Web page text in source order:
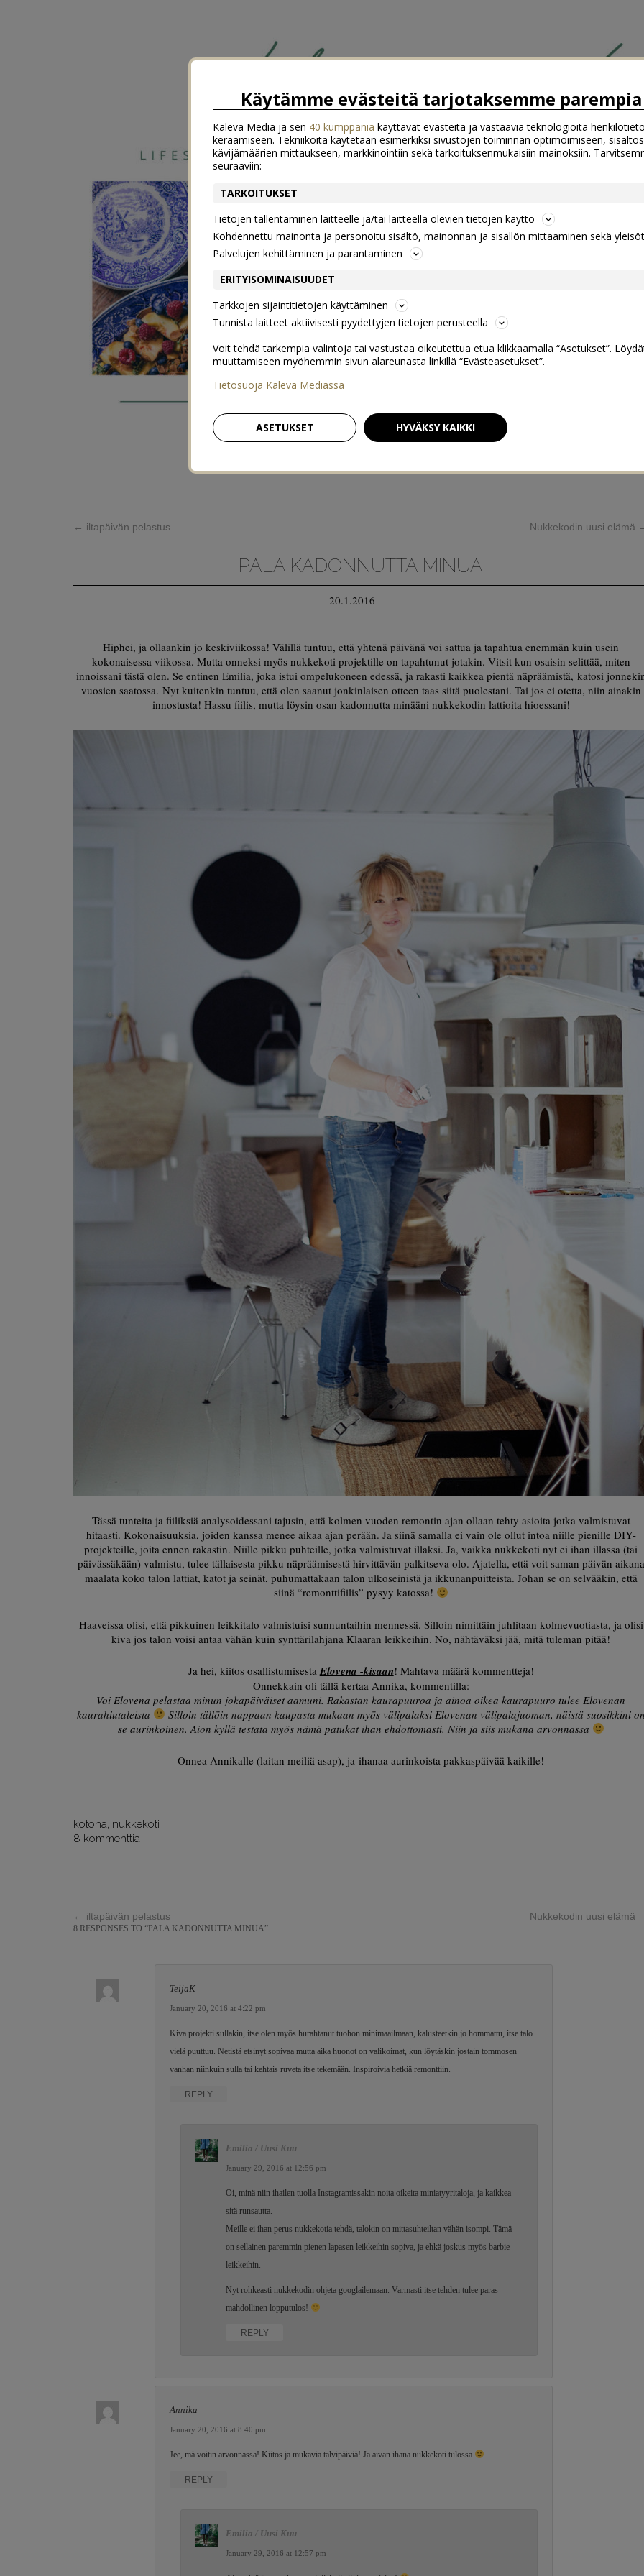
← iltapäivän pelastus Nukkekodin uusi elämä
PALA KADONNUTTA MINUA
20.1.2016
Hiphei, ja ollaankin jo keskiviikossa! Välillä tuntuu, että yhtenä päivänä voi sattua ja tapahtua enemmän kuin usein
kokonaisessa viikossa. Mutta onneksi myös nukkekoti projektille on tapahtunut jotakin. Vitsit kun osaisin selittää, miten
innoissani tästä olen. Se entinen Emilia, joka istui ompelukoneen edessä, ja rakasti kaikkea pientä näpräämistä, katosi
vuosien saatossa. Nyt kuitenkin tuntuu, että olen saanut jonkinlaisen otteen taas siitä puolestani. Tai jos ei otetta, niin ainakin
innostusta! Hassu fiilis, mutta löysin osan kadonnutta minääni nukkekodin lattioita hioessani!
Tässä tunteita ja fiiliksiä analysoidessani tajusin, että kolmen vuoden remontin ajan ollaan tehty asioita jotka valmistuvat
hitaasti. Kokonaisuuksia, joiden kanssa menee aikaa ajan perään. Ja siinä samalla ei vain ole ollut intoa niille pienille DIY-
projekteille, joita ennen rakastin. Niille pikku puhteille, jotka valmistuvat illaksi. Ja, vaikka nukkekoti nyt ei ihan illassa (tai
päivässäkään) valmistu, tulee tällaisesta pikku näpräämisestä hirvittävän palkitseva olo. Ajatella, että voit saman päivän aikana
maalata koko talon lattiat, katot ja seinät, puhumattakaan talon ulkoseinistä ja ikkunanpuitteista. Johan se on selvääkin, että
siinä “remonttifiilis” pysyy katossa!
Haaveissa olisi, että pikkuinen leikkitalo valmistuisi sunnuntaihin mennessä. Silloin nimittäin juhlitaan kolmevuotiasta, ja olisi
kiva jos talon voisi antaa vähän kuin synttärilahjana Klaaran leikkeihin. No, nähtäväksi jää, mitä tuleman pitää!
Ja hei, kiitos osallistumisesta Elovena -kisaan! Mahtava määrä kommentteja!
Onnekkain oli tällä kertaa Annika, kommentilla:
Voi Elovena pelastaa minun jokapäiväiset aamuni. Rakastan kaurapuuroa ja ainoa oikea kaurapuuro tulee Elovenan
kaurahiutaleista
Silloin tällöin nappaan kaupasta mukaan myös välipalaksi Elovenan välipalajuoman, näistä suosikkini
se aurinkoinen. Aion kyllä testata myös nämä patukat ihan ehdottomasti. Niin ja siis mukana arvonnassa
Onnea Annikalle (laitan meiliä asap), ja ihanaa aurinkoista pakkaspäivää kaikille!
kotona, nukkekoti
8 kommenttia
← iltapäivän pelastus Nukkekodin uusi elämä
8 RESPONSES TO “PALA KADONNUTTA MINUA”
TeijaK
January 20, 2016 at 4:22 pm
Kiva projekti sullakin, itse olen myös hurahtanut tuohon minimaailmaan, kalusteetkin jo hommattu, itse talo
vielä puuttuu. Netistä etsinyt sopivaa mutta aika huonot on valikoimat, kun löytäskin jostain tommosen
vanhan niinkuin sulla tai kehtais ruveta itse tekemään. Inspiroivia hetkiä remonttiin.
REPLY
Emilia / Uusi Kuu
January 29, 2016 at 12:56 pm
Oi, minä niin ihailen tuolla Instagramissakin noita oikeita miniatyyritaloja, ja kaikkea
sitä runsautta.
Meille ei ihan perus nukkekotia tehdä, talokin on mittasuhteiltan vähän isompi. Tämä
on sellainen paremmin pienen lapasen leikkeihin sopiva, ja ehkä joskus myös barbie-
leikkeihin.
Nyt rohkeasti nukkekodin ohjeta googlailemaan. Varmasti itse tehden tulee paras
mahdollinen lopputulos!
REPLY
Annika
January 20, 2016 at 8:40 pm
Jee, mä voitin arvonnassa! Kiitos ja mukavia talvipäiviä! Ja aivan ihana nukkekoti tulossa
REPLY
Emilia / Uusi Kuu
January 29, 2016 at 12:57 pm
Käytämme evästeitä tarjotaksemme
Kaleva Media ja sen 40 kumppania käyttävät evästeitä ja vastaavia teknologioita
keräämiseen. Tekniikoita käytetään esimerkiksi sivustojen toiminnan optimoimiseen,
kävijämäärien mittaukseen, markkinointiin sekä tarkoituksenmukaisiin mainoksiin.
seuraaviin:
TARKOITUKSET
Tietojen tallentaminen laitteelle ja/tai laitteella olevien tietojen käyttö
Kohdennettu mainonta ja personoitu sisältö, mainonnan ja sisällön mittaaminen sekä
Palvelujen kehittäminen ja parantaminen
ERITYISOMINAISUUDET
Tarkkojen sijaintitietojen käyttäminen
Tunnista laitteet aktiivisesti pyydettyjen tietojen perusteella
Voit tehdä tarkempia valintoja tai vastustaa oikeutettua etua klikkaamalla “Asetukset”.
muuttamiseen myöhemmin sivun alareunasta linkillä “Evästeasetukset”.
Tietosuoja Kaleva Mediassa
ASETUKSET HYVÄKSY KAIKKI